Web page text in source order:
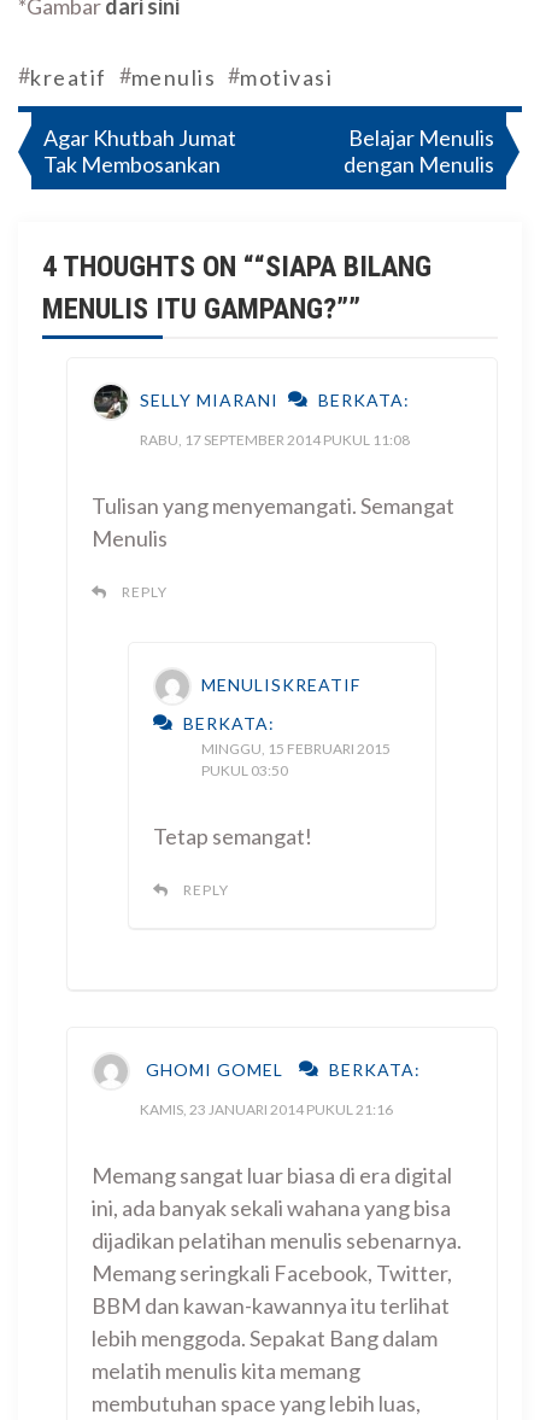
*Gambardari sini
#kreatif #menulis #motivasi
Navigasi
pos
Agar Khutbah Jumat
Tak Membosankan
Belajar Menulis
dengan Menulis
4 THOUGHTS ON ““SIAPA BILANG
MENULIS ITU GAMPANG?””
SELLY MIARANI BERKATA:
RABU, 17 SEPTEMBER 2014 PUKUL 11:08
Tulisan yang menyemangati. Semangat
Menulis
REPLY
MENULISKREATIF
BERKATA:
MINGGU, 15 FEBRUARI 2015
PUKUL 03:50
Tetap semangat!
REPLY
GHOMI GOMEL BERKATA:
KAMIS, 23 JANUARI 2014 PUKUL 21:16
Memang sangat luar biasa di era digital
ini, ada banyak sekali wahana yang bisa
dijadikan pelatihan menulis sebenarnya.
Memang seringkali Facebook, Twitter,
BBM dan kawan-kawannya itu terlihat
lebih menggoda. Sepakat Bang dalam
melatih menulis kita memang
membutuhan space yang lebih luas,